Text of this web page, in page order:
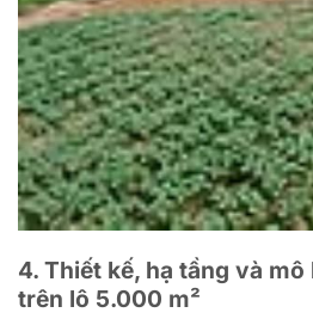
4. Thiết kế, hạ tầng và
trên lô 5.000 m²